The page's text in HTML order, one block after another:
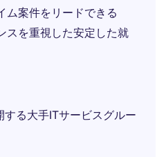
ム案件をリードできる
スを重視した安定した就
る大手ITサービスグルー